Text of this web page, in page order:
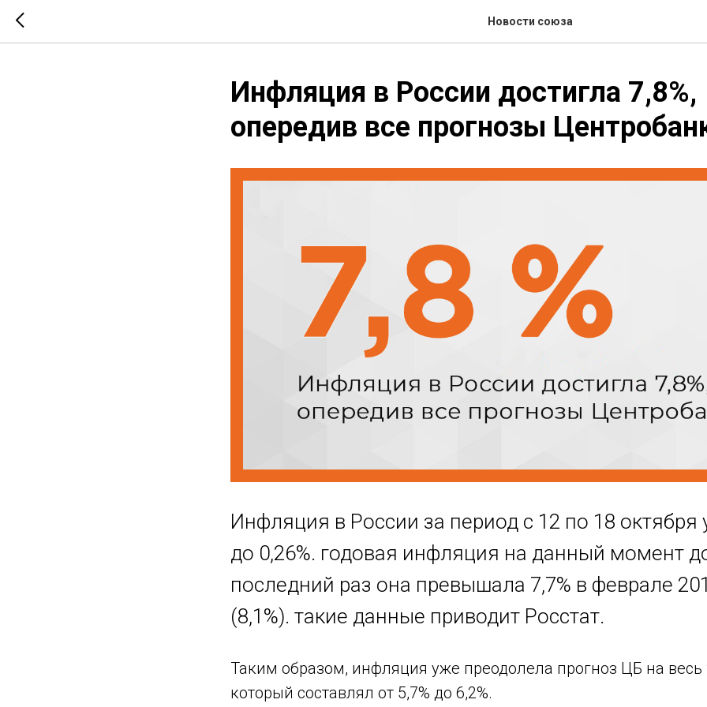
Новости союза
Инфляция в России достигла 7,8%,
опередив все прогнозы
Инфляция в России за период с 12 по 18 октября
до 0,26%. годовая инфляция на данный момент
последний раз она превышала 7,7% в феврале
(8,1%). такие данные приводит Росстат.
Таким образом, инфляция уже преодолела прогноз ЦБ на весь
который составлял от 5,7% до 6,2%.